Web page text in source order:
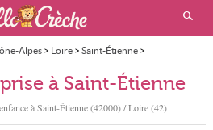
Alpes> Loire> Saint-Étienne>
à Saint-Étienne
àSaint-Étienne(42000) / Loire (42)